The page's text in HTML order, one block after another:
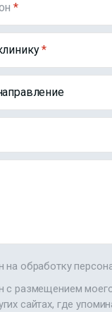
*
на обработку
с размещением
сайтах, где